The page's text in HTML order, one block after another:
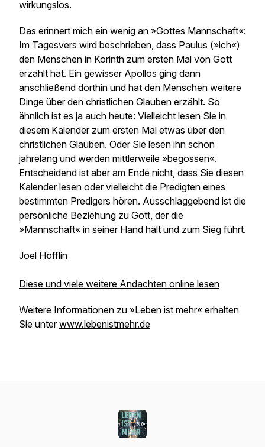
wirkungslos.
Das erinnert mich ein wenig an »Gottes Mannschaft«:
Im Tagesvers wird beschrieben, dass Paulus (»ich«)
den Menschen in Korinth zum ersten Mal von Gott
erzählt hat. Ein gewisser Apollos ging dann
anschließend dorthin und hat den Menschen weitere
Dinge über den christlichen Glauben erzählt. So
ähnlich ist es ja auch heute: Vielleicht lesen Sie in
diesem Kalender zum ersten Mal etwas über den
christlichen Glauben. Oder Sie lesen ihn schon
jahrelang und werden mittlerweile »begossen«.
Entscheidend ist aber am Ende nicht, dass Sie diesen
Kalender lesen oder vielleicht die Predigten eines
bestimmten Predigers hören. Ausschlaggebend ist die
persönliche Beziehung zu Gott, der die
»Mannschaft« in seiner Hand hält und zum Sieg führt.
Joel Höfflin
Diese und viele weitere Andachten online lesen
Weitere Informationen zu »Leben ist mehr« erhalten
Sie unterwww.lebenistmehr.de